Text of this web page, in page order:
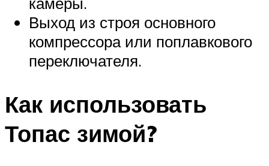
Выход из строя основного
компрессора или поплавкового
переключателя.
Как использовать
Топас зимой?